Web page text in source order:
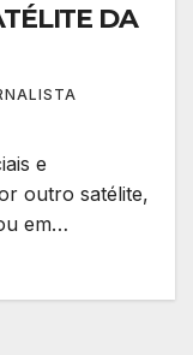
DA
e
outro satélite,
em…